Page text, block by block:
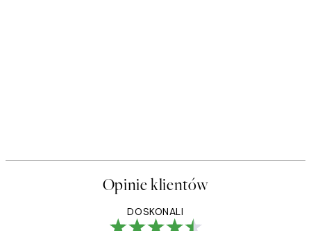
Opinie klientów
DOSKONALI